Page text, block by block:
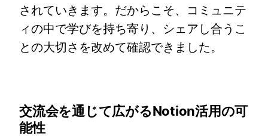
されていきます。だからこそ、コミュニテ
ィの中で学びを持ち寄り、シェアし合うこ
との大切さを改めて確認できました。
交流会を通じて広がるNotion活用の可
能性